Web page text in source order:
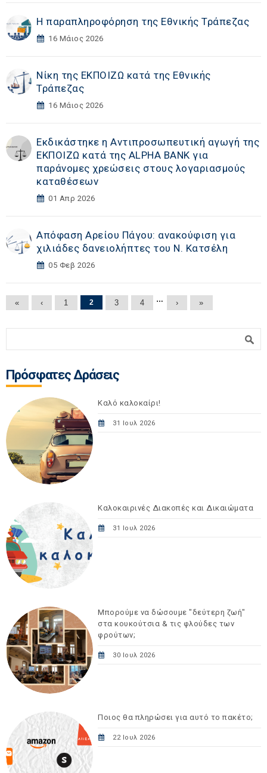
Η παραπληροφόρηση της Εθνικής Τράπεζας
16 Μάιος 2026
Νίκη της ΕΚΠΟΙΖΩ κατά της Εθνικής
Τράπεζας
16 Μάιος 2026
Εκδικάστηκε η Αντιπροσωπευτική αγωγή της
ΕΚΠΟΙΖΩ κατά της ALPHA BANK για
παράνομες χρεώσεις στους λογαριασμούς
καταθέσεων
01 Απρ 2026
Απόφαση Αρείου Πάγου: ανακούφιση για
χιλιάδες δανειολήπτες του Ν. Κατσέλη
05 Φεβ 2026
Σελίδες
« ‹ 1 2 3 4 … › »
Πρόσφατες Δράσεις
Καλό καλοκαίρι!
31 Ιουλ 2026
Καλοκαιρινές Διακοπές και Δικαιώματα
31 Ιουλ 2026
Μπορούμε να δώσουμε "δεύτερη ζωή"
στα κουκούτσια & τις φλούδες των
φρούτων;
30 Ιουλ 2026
Ποιος θα πληρώσει για αυτό το πακέτο;
22 Ιουλ 2026